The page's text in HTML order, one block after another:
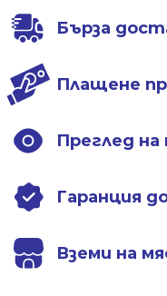
Бърза
Плащене
Преглед
Гаранция
Вземи на